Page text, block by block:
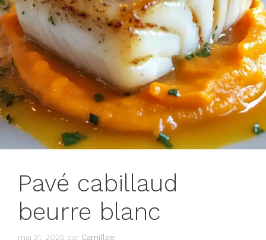
Pavé cabillaud
beurre blanc
mai 31, 2025 par Camillee